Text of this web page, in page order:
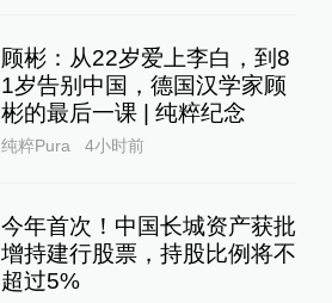
顾彬：从22岁爱上李白，到8
1岁告别中国，德国汉学家顾
彬的最后一课 | 纯粹纪念
纯粹Pura 4小时前
今年首次！中国长城资产获批
增持建行股票，持股比例将不
超过5%